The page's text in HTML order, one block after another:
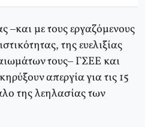
με τους εργαζόμενους
της ευελιξίας
τους– ΓΣEE και
απεργία για τις 15
της λεηλασίας των